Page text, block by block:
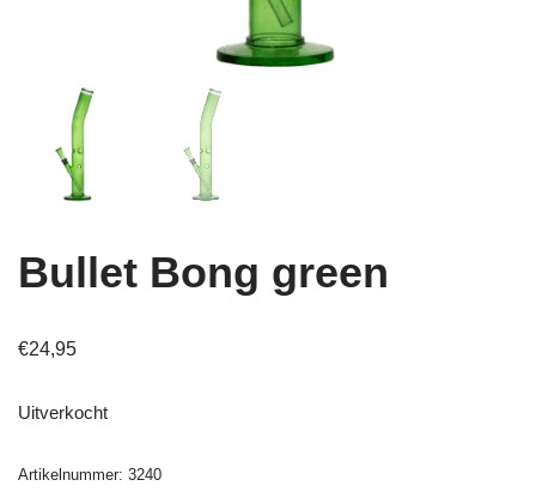
Bullet Bong green
€24,95
Uitverkocht
Artikelnummer: 3240